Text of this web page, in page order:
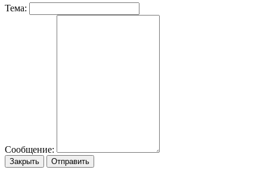
Тема:
Сообщение:
Закрыть Отправить